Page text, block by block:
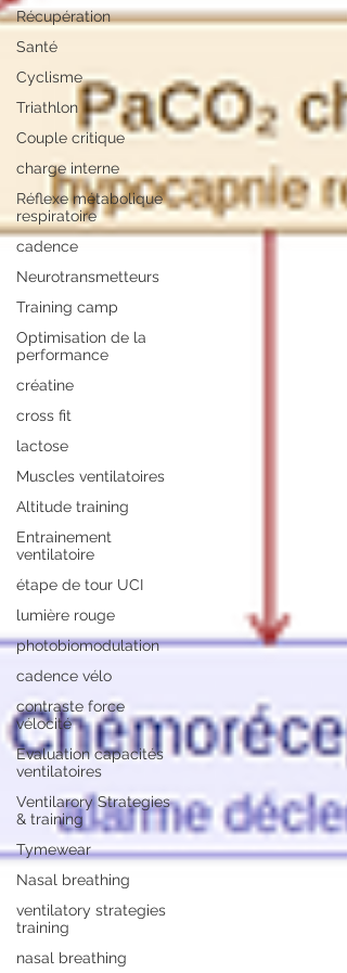
Récupération
Santé
Cyclisme
Triathlon
Couple critique
charge interne
Réflexe métabolique
respiratoire
cadence
Neurotransmetteurs
Training camp
Optimisation de la
performance
créatine
cross fit
lactose
Muscles ventilatoires
Altitude training
Entrainement
ventilatoire
étape de tour UCI
lumière rouge
photobiomodulation
cadence vélo
contraste force
vélocité
Evaluation capacités
ventilatoires
Ventilarory Strategies
& training
Tymewear
Nasal breathing
ventilatory strategies
training
nasal breathing